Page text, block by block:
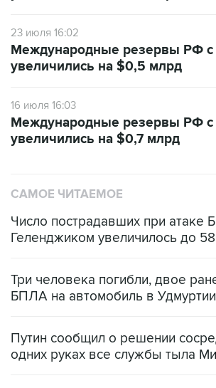
23 июля 16:02
Международные резервы РФ с
увеличились на $0,5 млрд
16 июля 16:03
Международные резервы РФ с
увеличились на $0,7 млрд
САМОЕ ЧИТАЕМОЕ
Число пострадавших при атаке
Геленджиком увеличилось до
Три человека погибли, двое
БПЛА на автомобиль в Удмуртии
Путин сообщил о решении
одних руках все службы тыла